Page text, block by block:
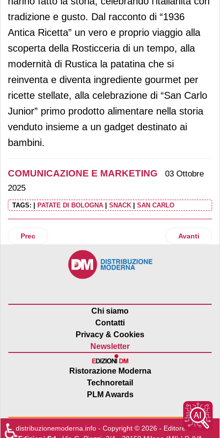
tradizione e gusto. Dal racconto di “1936
Antica Ricetta” un vero e proprio viaggio alla
scoperta della Rosticceria di un tempo, alla
modernità di Rustica la patatina che si
reinventa e diventa ingrediente gourmet per
ricette stellate, alla celebrazione di “San Carlo
Junior” primo prodotto alimentare nella storia
venduto insieme a un gadget destinato ai
bambini.
COMUNICAZIONE E MARKETING
03 Ottobre
2025
TAGS: PATATE DI BOLOGNA SNACK SAN CARLO
Articolo precedente: Il Gruppo Amadori diventa “official
Prec Articolo
Avanti
Chi siamo
Contatti
Privacy & Cookies
Newsletter
Ristorazione Moderna
Technoretail
PLM Awards
distribuzionemoderna.info - Copyright © 2026 - Editore:Edra